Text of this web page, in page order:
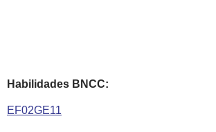
Habilidades BNCC:
EF02GE11